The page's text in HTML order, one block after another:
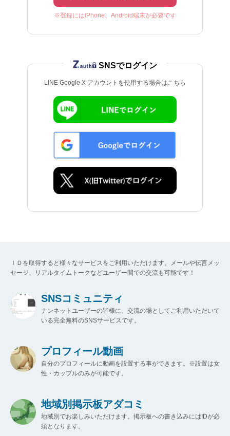
※登録にはiPhone、Android端末が必要です
LINE Google X アカウントを使用する場合はこちら
SNSでログイン
ＩＤを取得すると様々なサービスをご利用いただけます。メールや伝言メッ
セージ、リアルタイムトークなどユーザー間での交流も可能です！
SNSコミュニティ
ナンネットユーザーの皆様に、交流の場としてご利用いただいて
いる完全無料のSNSサービスです。
プロフィール動画
自分のプロフィールに動画を設置する事ができます。※設置は女
性・カップルのみが可能です。
地域別掲示板アダコミ
地域別でお楽しみいただけます。掲示板への書き込みにはIDが必
須となります。